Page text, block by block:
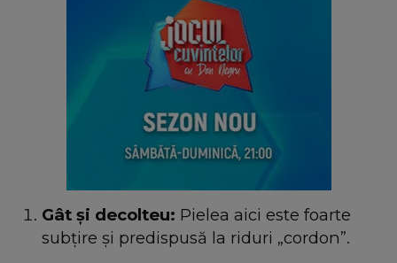
Gât și decolteu: Pielea aici este foarte
subțire și predispusă la riduri „cordon”.